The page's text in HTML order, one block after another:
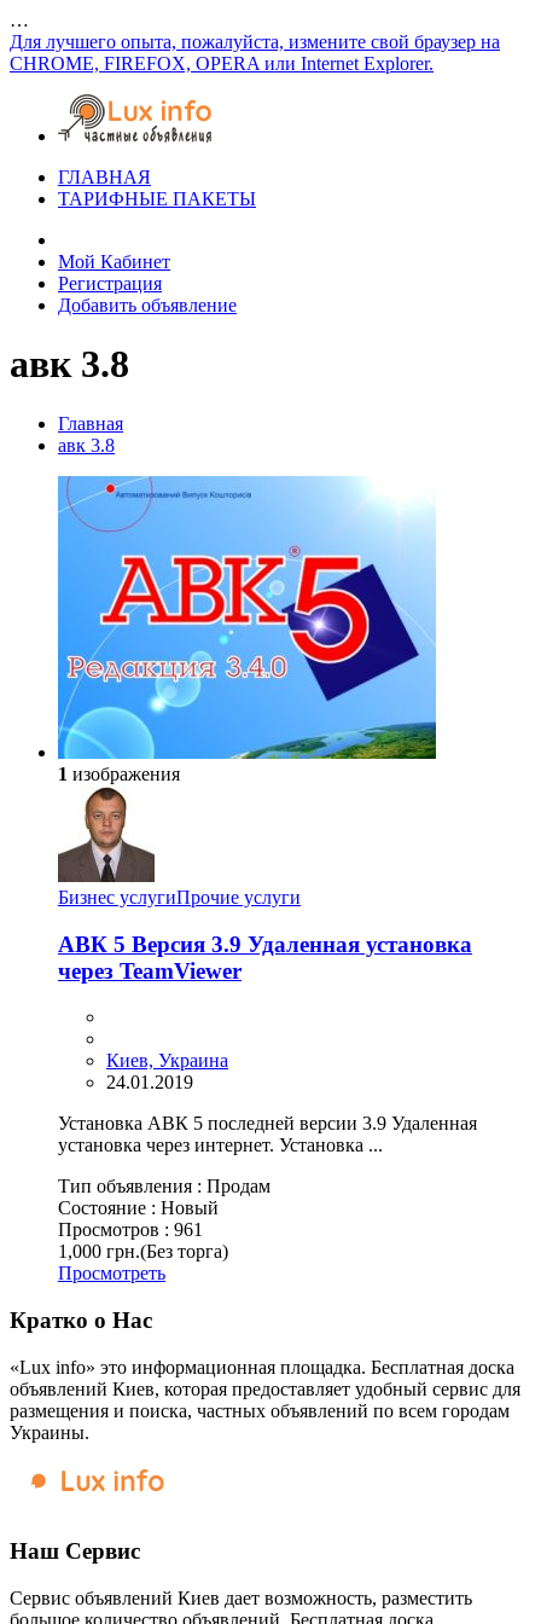
…
Для лучшего опыта, пожалуйста, измените свой браузер на
CHROME, FIREFOX, OPERA или Internet Explorer.
ГЛАВНАЯ
ТАРИФНЫЕ ПАКЕТЫ
Мой Кабинет
Регистрация
Добавить объявление
авк 3.8
Главная
авк 3.8
1 изображения
Бизнес услугиПрочие услуги
АВК 5 Версия 3.9 Удаленная установка
через TeamViewer
Киев, Украина
24.01.2019
Установка АВК 5 последней версии 3.9 Удаленная
установка через интернет. Установка ...
Тип объявления : Продам
Состояние : Новый
Просмотров : 961
1,000 грн.(Без торга)
Просмотреть
Кратко о Нас
«Lux info» это информационная площадка. Бесплатная доска
объявлений Киев, которая предоставляет удобный сервис для
размещения и поиска, частных объявлений по всем городам
Украины.
Наш Сервис
Сервис объявлений Киев дает возможность, разместить